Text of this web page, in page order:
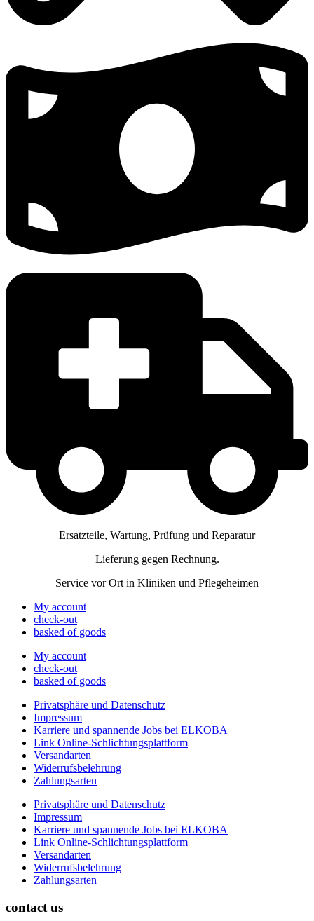
Ersatzteile, Wartung, Prüfung und Reparatur
Lieferung gegen Rechnung.
Service vor Ort in Kliniken und Pflegeheimen
My account
check-out
basked of goods
My account
check-out
basked of goods
Privatsphäre und Datenschutz
Impressum
Karriere und spannende Jobs bei ELKOBA
Link Online-Schlichtungsplattform
Versandarten
Widerrufsbelehrung
Zahlungsarten
Privatsphäre und Datenschutz
Impressum
Karriere und spannende Jobs bei ELKOBA
Link Online-Schlichtungsplattform
Versandarten
Widerrufsbelehrung
Zahlungsarten
contact us